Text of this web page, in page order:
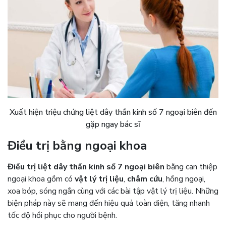
Xuất hiện triệu chứng liệt dây thần kinh số 7 ngoại biên đến
gặp ngay bác sĩ
Điều trị bằng ngoại khoa
Điều trị liệt dây thần kinh số 7 ngoại biên bằng can thiệp
ngoại khoa gồm có vật lý trị liệu, châm cứu, hồng ngoại,
xoa bóp, sóng ngắn cùng với các bài tập vật lý trị liệu. Những
biện pháp này sẽ mang đến hiệu quả toàn diện, tăng nhanh
tốc độ hồi phục cho người bệnh.